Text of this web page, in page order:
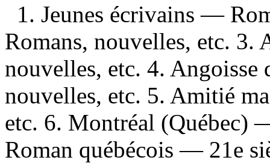
1. Jeunes écrivains —
Romans, nouvelles, etc.
nouvelles, etc. 4.
nouvelles, etc. 5. Amitié
etc. 6. Montréal (Québec)
Roman québécois — 21e